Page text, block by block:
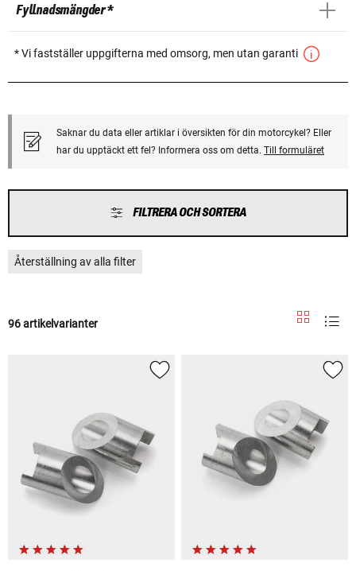
Fyllnadsmängder *
* Vi fastställer uppgifterna med omsorg, men utan garanti
Saknar du data eller artiklar i översikten för din motorcykel? Eller
har du upptäckt ett fel? Informera oss om detta. Till formuläret
FILTRERA OCH SORTERA
Återställning av alla filter
96 artikelvarianter